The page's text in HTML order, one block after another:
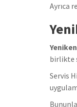
Ayrıca
birlikte
Servis